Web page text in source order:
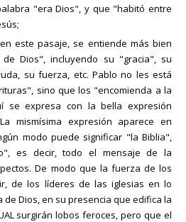
"era Dios", y que "habitó entre
este pasaje, se entiende más bien
Dios", incluyendo su "gracia", su
su fuerza, etc. Pablo no les está
sino que los "encomienda a la
se expresa con la bella expresión
mismísima expresión aparece en
modo puede significar "la Biblia",
es decir, todo el mensaje de la
De modo que la fuerza de los
de los líderes de las iglesias en lo
Dios, en su presencia que edifica la
surgirán lobos feroces, pero que el